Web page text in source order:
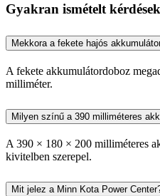
Gyakran ismételt kérdések
Mekkora a fekete hajós
A fekete akkumulátordoboz
milliméter.
Milyen színű a 390 milliméteres
A 390 × 180 × 200 milliméteres
kivitelben szerepel.
Mit jelez a Minn Kota Power